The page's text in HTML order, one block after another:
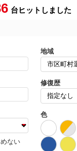
台ヒットしました
ない
地域
修復歴
色